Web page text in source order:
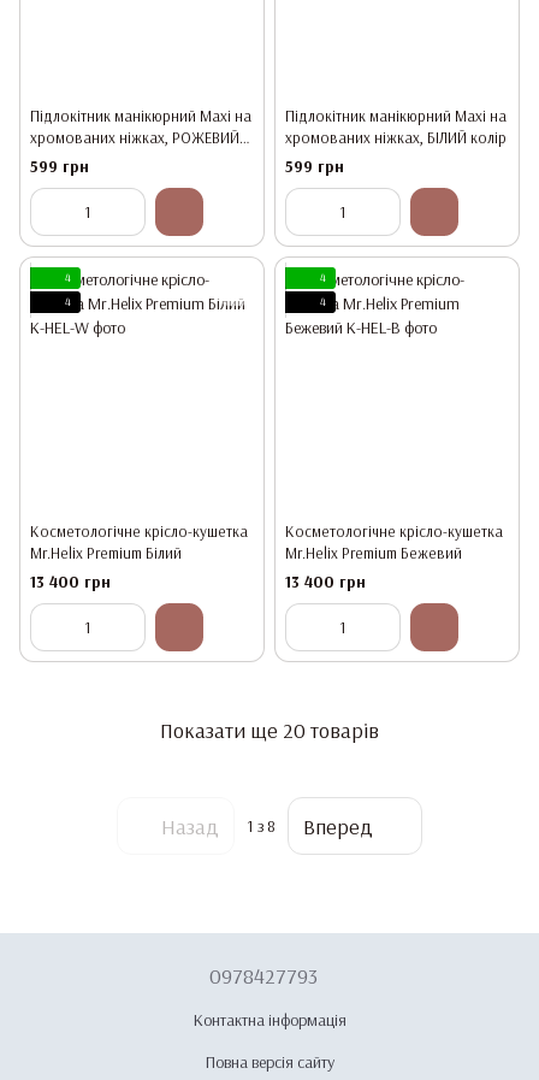
Підлокітник манікюрний Maxi на
хромованих ніжках, РОЖЕВИЙ
колір
599 грн
Підлокітник манікюрний Maxi на
хромованих ніжках, БІЛИЙ колір
599 грн
4
4
Косметологічне крісло-кушетка
Mr.Helix Premium Білий
13 400 грн
4
4
Косметологічне крісло-кушетка
Mr.Helix Premium Бежевий
13 400 грн
Показати ще 20 товарів
Назад 1 з 8 Вперед
0978427793
Контактна інформація
Повна версія сайту